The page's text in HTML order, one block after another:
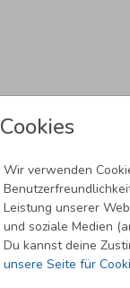
Cookies
Wir verwenden
Leistung unserer
und soziale Medien
Du kannst deine
unsere Seite für
Melde Dich